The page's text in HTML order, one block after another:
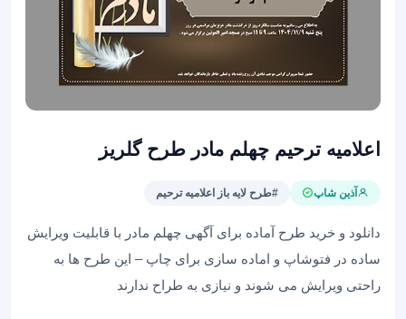
اعلامیه ترحیم چهلم مادر طرح گلریز
آذین شاپ #طرح لایه باز اعلامیه ترحیم
دانلود و خرید طرح آماده برای آگهی چهلم مادر با قابلیت ویرایش
ساده در فتوشاپ و اماده سازی برای چاپ – این طرح ها به
راحتی ویرایش می شوند و نیازی به طراح ندارند